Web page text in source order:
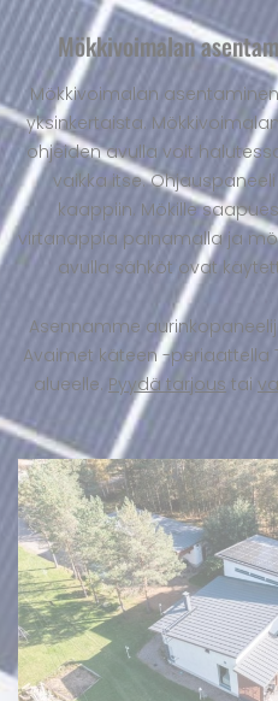
Mökkivoimalan
Mökkivoimalan
yksinkertaista.
ohjeiden avulla voit
vaikka itse.
kaappiin. Mökille
virtanappia painamalla ja
avulla sähköt ovat
Asennamme
Avaimet käteen -periaattella
alueelle. Pyydä tarjous tai